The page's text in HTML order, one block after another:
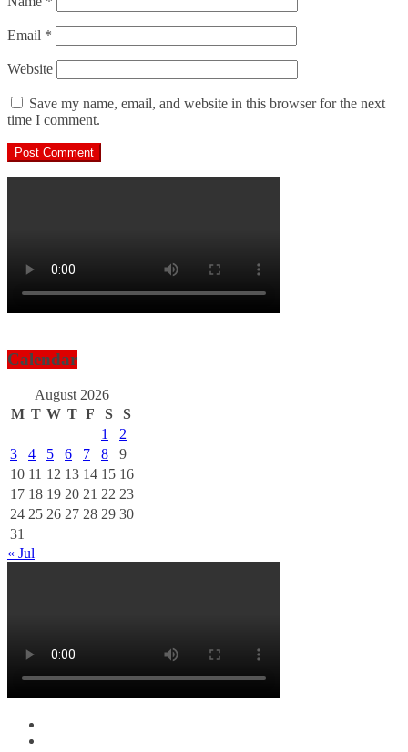
Email *
Website
Save my name, email, and website in this browser for the next
time I comment.
Calendar
August 2026
M T W T F S
S
1
2
3
4 5 6 7 8
9
10 11 12 13 14 15 16
17 18 19 20 21 22 23
24 25 26 27 28 29 30
31
« Jul